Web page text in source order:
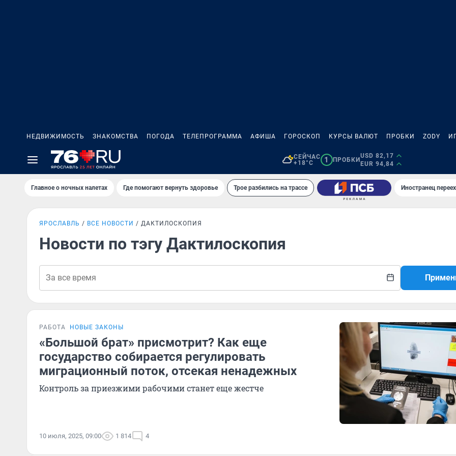
НЕДВИЖИМОСТЬ ЗНАКОМСТВА ПОГОДА ТЕЛЕПРОГРАММА АФИША ГОРОСКОП КУРСЫ ВАЛЮТ ПРОБКИ ZODY
СЕЙЧАС
+18°C
1 ПРОБКИ
USD 82,17
EUR 94,84
Главное о ночных налетах Где помогают вернуть здоровье Трое разбились на трассе Иностранец
ЯРОСЛАВЛЬ ВСЕ НОВОСТИ ДАКТИЛОСКОПИЯ
Новости по тэгу Дактилоскопия
РАБОТА НОВЫЕ ЗАКОНЫ
«Большой брат» присмотрит? Как еще
государство собирается регулировать
миграционный поток, отсекая ненадежных
Контроль за приезжими рабочими станет еще жестче
10 июля, 2025, 09:00 1 814 4